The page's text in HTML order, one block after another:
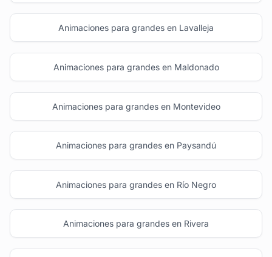
Animaciones para grandes en Lavalleja
Animaciones para grandes en Maldonado
Animaciones para grandes en Montevideo
Animaciones para grandes en Paysandú
Animaciones para grandes en Río Negro
Animaciones para grandes en Rivera